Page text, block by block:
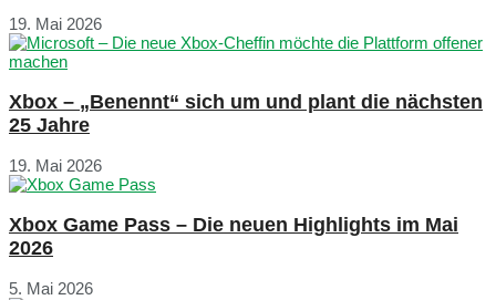
19. Mai 2026
Xbox – „Benennt“ sich um und plant die nächsten
25 Jahre
19. Mai 2026
Xbox Game Pass – Die neuen Highlights im Mai
2026
5. Mai 2026